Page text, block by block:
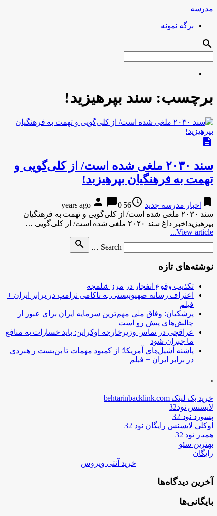
مدرسه
برگه نمونه
search
برچسب: سند بپرهیزید!
description
سند ۲۰۳۰ ملغی شده است/ از کلی‌گویی و
تهمت به فرهنگیان بپرهیزید!
bookmark اخبار مدرسه جدید access_time
56 years ago
person chat_bubble0
سند ۲۰۳۰ ملغی شده است/ از کلی‌گویی و تهمت به فرهنگیان
بپرهیزید!خبر داغ سند ۲۰۳۰ ملغی شده است/ از کلی‌گویی …
View article...
Search …
search
نوشته‌های تازه
تکذیب وقوع انفجار در مرز شلمچه
اعتراف رسانه صهیونیستی به ناکامی ترامپ در برابر ایران +
فیلم
پزشکیان: وفاق ملی مهم‌ترین سرمایه ایران برای عبور از
چالش‌های پیش رو است
عراقچی در تماس وزیرخارجه اوکراین: باید خسارات به منافع
ما جبران شود
پاشنه آشیل‌های آمریکا؛ از کمبود مهمات تا بن‌بست راهبردی
در برابر ایران + فیلم
.
خرید بک لینک behtarinbacklink.com
لایسنس نود32
پسورد نود 32
اوکلی لایسنس رایگان نود 32
همیار نود 32
بهترین سئو
رایگان
خرید آنتی ویروس
آخرین دیدگاه‌ها
بایگانی‌ها